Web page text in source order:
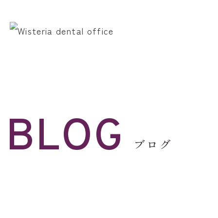
診療案内
BLOG ブログ